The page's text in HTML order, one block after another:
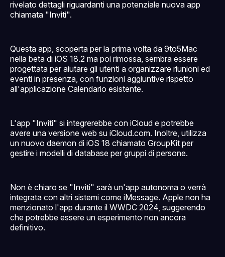
rivelato dettagli riguardanti una potenziale nuova app
chiamata "Inviti".
Questa app, scoperta per la prima volta da 9to5Mac
nella beta di iOS 18.2 ma poi rimossa, sembra essere
progettata per aiutare gli utenti a organizzare riunioni ed
eventi in presenza, con funzioni aggiuntive rispetto
all'applicazione Calendario esistente.
L'app "Inviti" si integrerebbe con iCloud e potrebbe
avere una versione web su iCloud.com. Inoltre, utilizza
un nuovo daemon di iOS 18 chiamato GroupKit per
gestire i modelli di database per gruppi di persone.
Non è chiaro se "Inviti" sarà un'app autonoma o verrà
integrata con altri sistemi come iMessage. Apple non ha
menzionato l'app durante il WWDC 2024, suggerendo
che potrebbe essere un esperimento non ancora
definitivo.